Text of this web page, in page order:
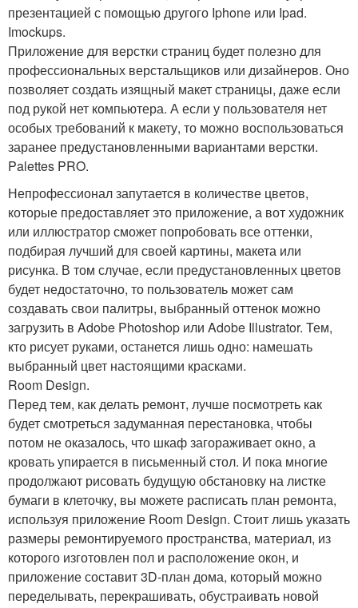
презентацией с помощью другого Iphone или Ipad.
Imockups.
Приложение для верстки страниц будет полезно для
профессиональных верстальщиков или дизайнеров. Оно
позволяет создать изящный макет страницы, даже если
под рукой нет компьютера. А если у пользователя нет
особых требований к макету, то можно воспользоваться
заранее предустановленными вариантами верстки.
Palettes PRO.
Непрофессионал запутается в количестве цветов,
которые предоставляет это приложение, а вот художник
или иллюстратор сможет попробовать все оттенки,
подбирая лучший для своей картины, макета или
рисунка. В том случае, если предустановленных цветов
будет недостаточно, то пользователь может сам
создавать свои палитры, выбранный оттенок можно
загрузить в Adobe Photoshop или Adobe Illustrator. Тем,
кто рисует руками, останется лишь одно: намешать
выбранный цвет настоящими красками.
Room Design.
Перед тем, как делать ремонт, лучше посмотреть как
будет смотреться задуманная перестановка, чтобы
потом не оказалось, что шкаф загораживает окно, а
кровать упирается в письменный стол. И пока многие
продолжают рисовать будущую обстановку на листке
бумаги в клеточку, вы можете расписать план ремонта,
используя приложение Room Design. Стоит лишь указать
размеры ремонтируемого пространства, материал, из
которого изготовлен пол и расположение окон, и
приложение составит 3D-план дома, который можно
переделывать, перекрашивать, обустраивать новой